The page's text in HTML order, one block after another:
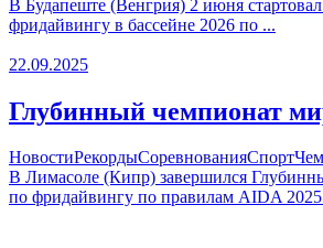
В Будапеште (Венгрия) 2 июня
фридайвингу в бассейне 2026 по ...
22.09.2025
Глубинный чемпионат
НовостиРекордыСоревнованияСпорт
В Лимасоле (Кипр) завершился
по фридайвингу по правилам AIDA 2025